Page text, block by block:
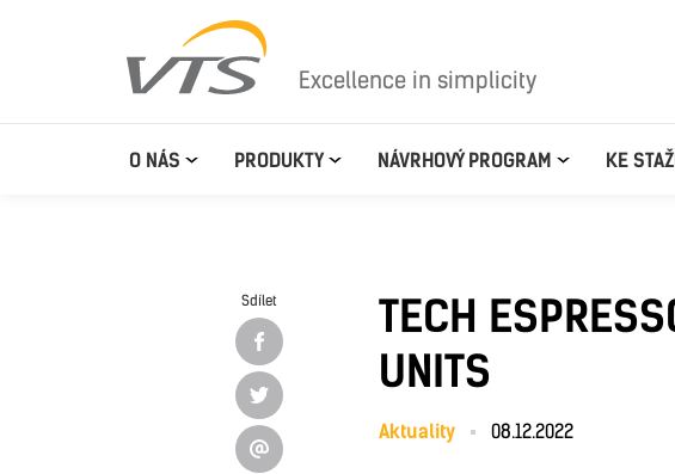
Excellence in simplicity
O NÁS PRODUKTY NÁVRHOVÝ PROGRAM KE
Sdílet
TECH
UNITS
Aktuality 08.12.2022